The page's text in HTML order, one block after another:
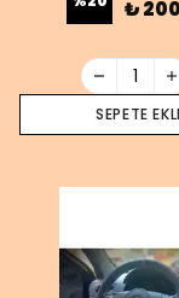
₺
SEPETE